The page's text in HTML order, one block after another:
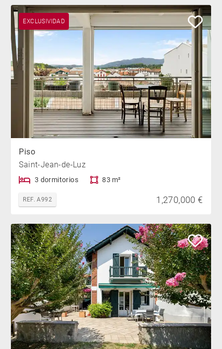
EXCLUSIVIDAD
Piso
Saint-Jean-de-Luz
3 dormitorios 83 m²
REF. A992 1,270,000 €